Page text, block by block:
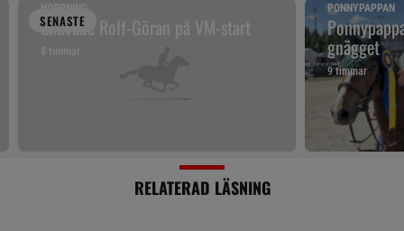
SENASTE
HOPPNING
Snuvade Rolf-Göran på VM-start
8 timmar
PONNYPAPPAN
gnägget
9 timmar
RELATERAD LÄSNING